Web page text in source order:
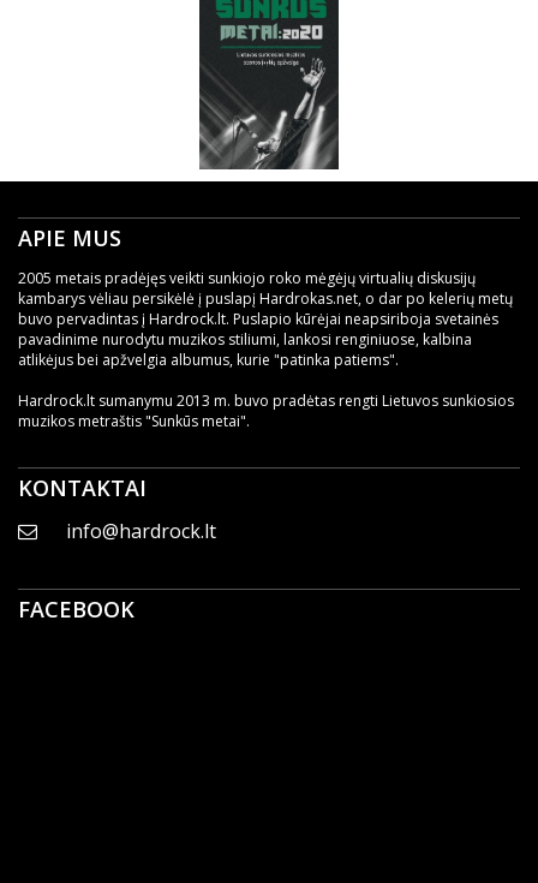
APIE MUS
2005 metais pradėjęs veikti sunkiojo roko mėgėjų virtualių diskusijų
kambarys vėliau persikėlė į puslapį Hardrokas.net, o dar po kelerių metų
buvo pervadintas į Hardrock.lt. Puslapio kūrėjai neapsiriboja svetainės
pavadinime nurodytu muzikos stiliumi, lankosi renginiuose, kalbina
atlikėjus bei apžvelgia albumus, kurie "patinka patiems".
Hardrock.lt sumanymu 2013 m. buvo pradėtas rengti Lietuvos sunkiosios
muzikos metraštis "Sunkūs metai".
KONTAKTAI
info@hardrock.lt
FACEBOOK